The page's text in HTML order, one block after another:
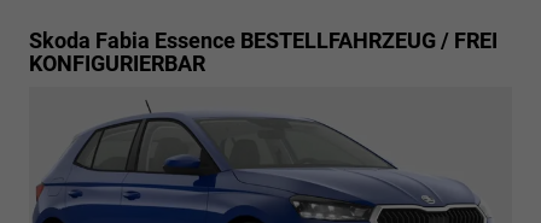
Skoda Fabia Essence BESTELLFAHRZEUG / FREI
KONFIGURIERBAR